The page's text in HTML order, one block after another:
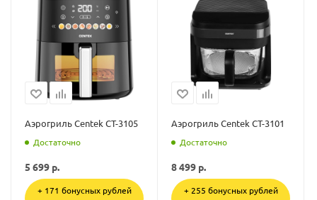
Аэрогриль Centek CT-3105
Достаточно
5 699 р.
+ 171 бонусных рублей
Аэрогриль Centek CT-3101
Достаточно
8 499 р.
+ 255 бонусных рублей